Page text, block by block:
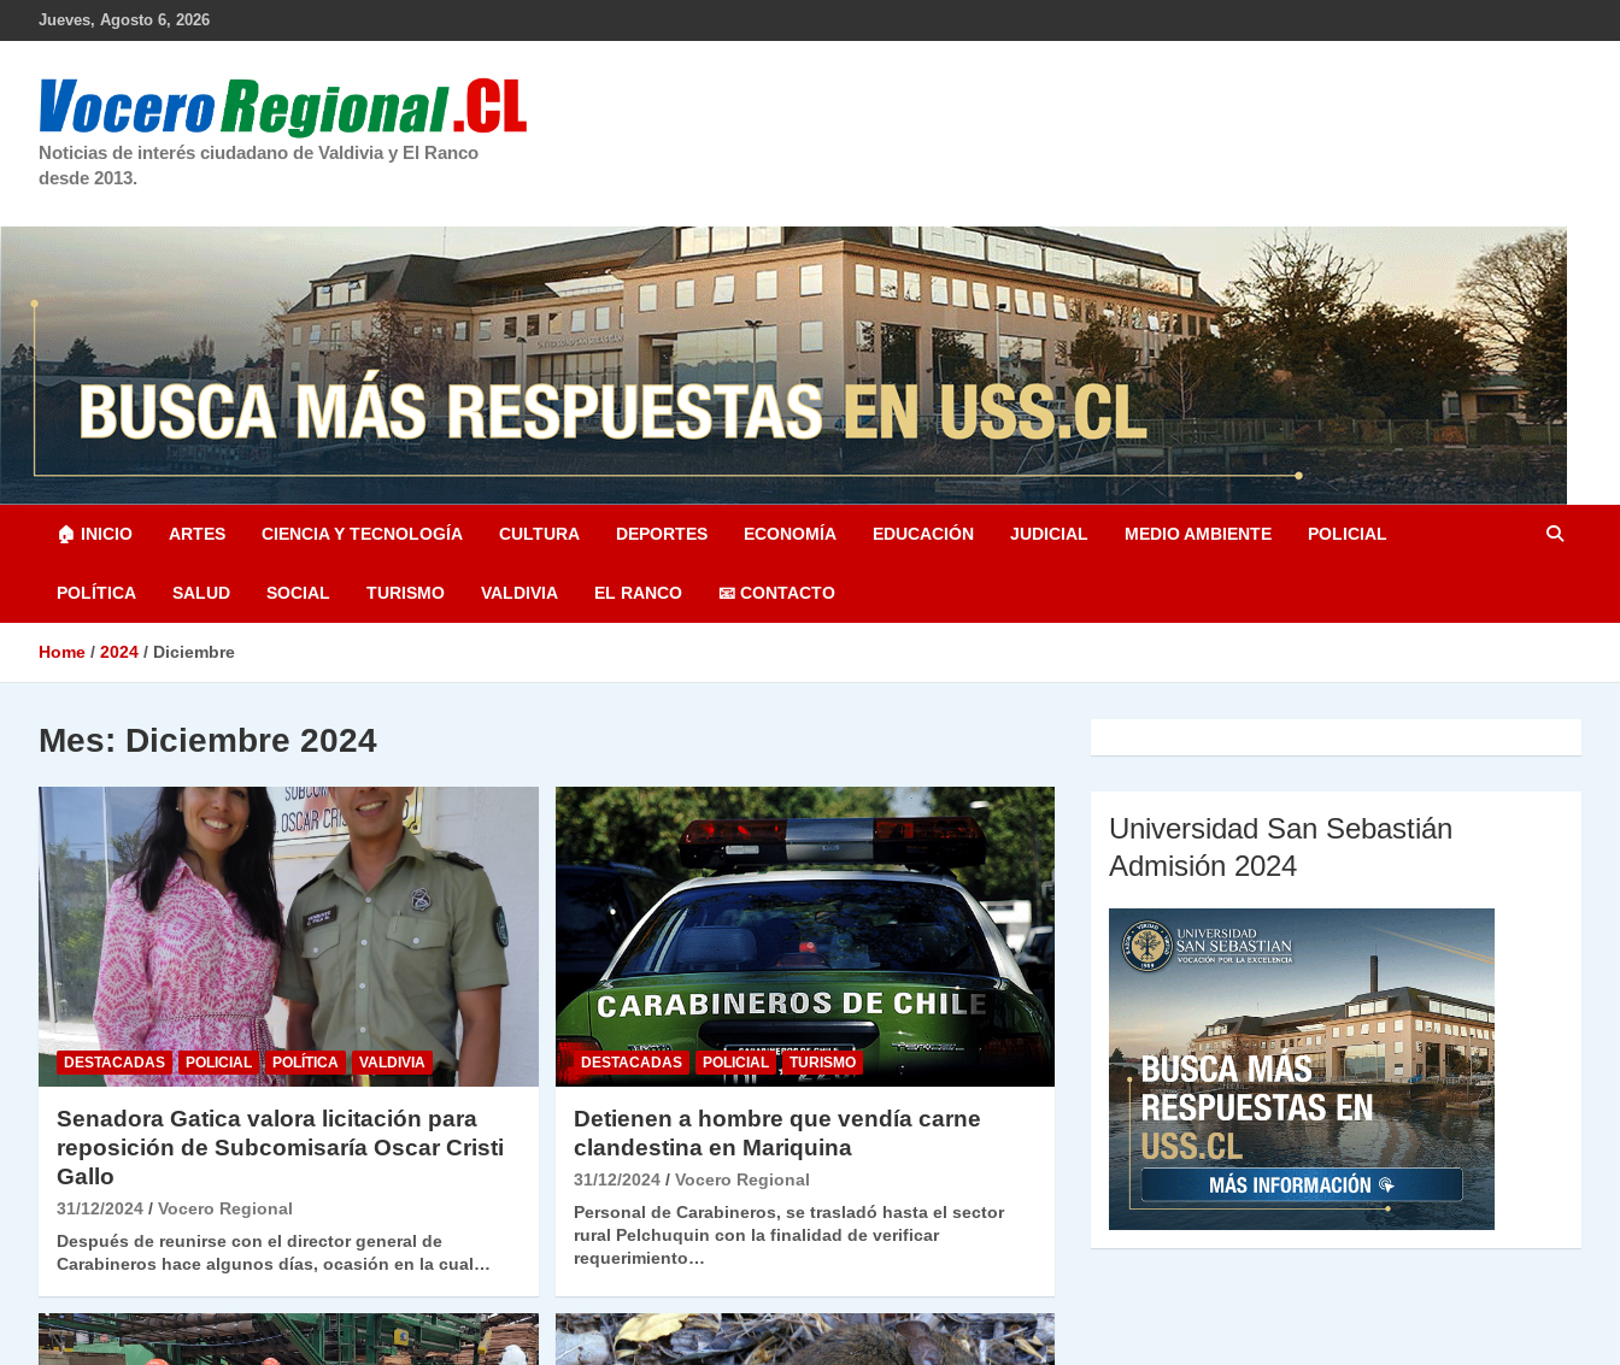
Jueves, Agosto 6, 2026
Noticias de interés ciudadano de Valdivia y El Ranco
desde 2013.
🏠 INICIO ARTES CIENCIA Y TECNOLOGÍA CULTURA DEPORTES ECONOMÍA EDUCACIÓN JUDICIAL MEDIO AMBIENTE POLICIAL
POLÍTICA SALUD SOCIAL TURISMO VALDIVIA EL RANCO 📧 CONTACTO
Home 2024 Diciembre
Mes: Diciembre 2024
DESTACADAS POLICIAL POLÍTICA VALDIVIA
Senadora Gatica valora licitación para
reposición de Subcomisaría Oscar Cristi
Gallo
31/12/2024
Vocero Regional
Después de reunirse con el director general de
Carabineros hace algunos días, ocasión en la cual…
DESTACADAS POLICIAL TURISMO
Detienen a hombre que vendía carne
clandestina en Mariquina
31/12/2024
Vocero Regional
Personal de Carabineros, se trasladó hasta el sector
rural Pelchuquin con la finalidad de verificar
requerimiento…
Universidad San Sebastián
Admisión 2024